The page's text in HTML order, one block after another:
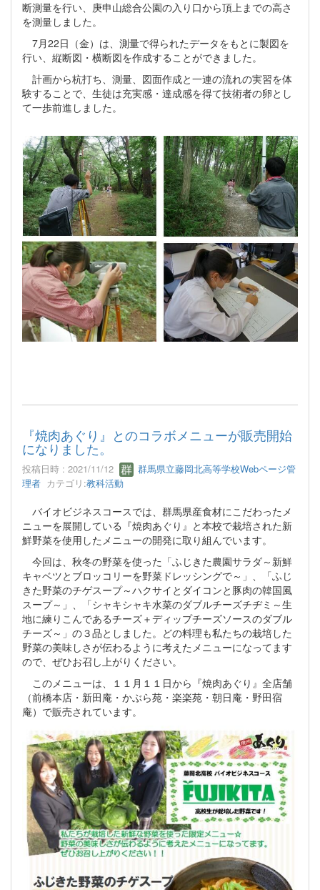
断測量を行い、庚申山総合公園の入り口から頂上までの高さ
を測量しました。
7月22日（金）は、測量で得られたデータをもとに製図を
行い、縦断図・横断図を作成することができました。
計画から杭打ち、測量、図面作成と一連の流れの実習を体
験することで、生徒は充実感・達成感を得て技術者の卵とし
て一歩前進しました。
『焼肉あぐり』とのコラボメニューが販売開始
になりました。
投稿日時 : 2021/11/12
群馬県立藤岡北高等学校Webページ管
理者 カテゴリ:教科活動
バイオビジネスコースでは、群馬県産食材にこだわったメ
ニューを展開している『焼肉あぐり』と本校で栽培された新
鮮野菜を使用したメニューの開発に取り組んでいます。
今回は、秋冬の野菜を使った「ふじきた農園サラダ～新鮮
キャベツとブロッコリーを野菜ドレッシングで～」、「ふじ
きた野菜のチゲスープ～ハクサイとダイコンと豚肉の韓国風
スープ～」、「シャキシャキ水菜のダブルチーズチヂミ～生
地に練りこんであるチーズ＋ディップチーズソースのダブル
チーズ～」の３品としました。どの料理も私たちの栽培した
野菜の美味しさが伝わるように考えたメニューになってます
ので、ぜひお召し上がりください。
このメニューは、１１月１１日から『焼肉あぐり』全店舗
（前橋本店・新田庵・かぶら苑・楽楽苑・朝日庵・野田宿
庵）で販売されています。